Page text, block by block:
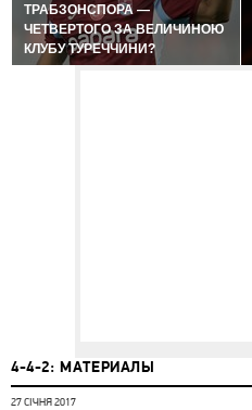
ТРАБЗОНСПОРА —
ЧЕТВЕРТОГО ЗА ВЕЛИЧИНОЮ
КЛУБУ ТУРЕЧЧИНИ?
4-4-2: МАТЕРИАЛЫ
27 СІЧНЯ 2017